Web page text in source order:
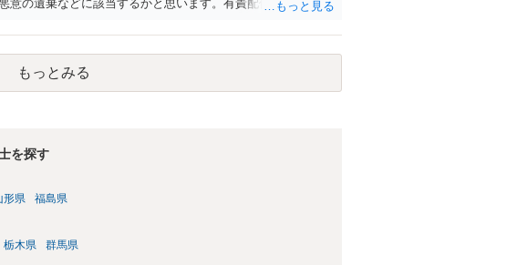
意の遺棄などに該当するかと思います。有責配偶者ですので
に可能ですが法律で強制することはできません。質問６は可
メ撮り）、第三者撮影の腕組み写真、夫の自白録音まである
ください。
もっとみる
を探す
形県 福島県
栃木県 群馬県